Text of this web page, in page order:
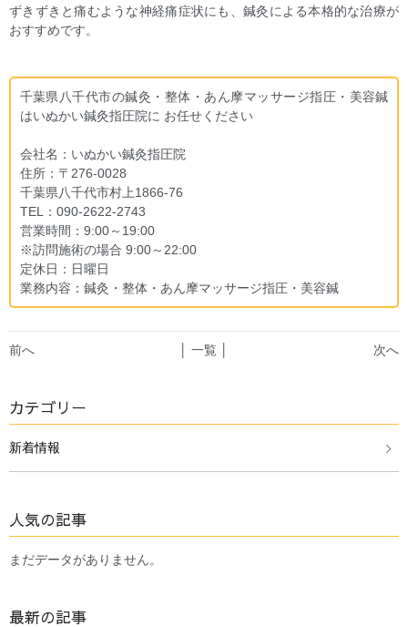
ずきずきと痛むような神経痛症状にも、鍼灸による本格的な治療が
おすすめです。
千葉県八千代市の鍼灸・整体・あん摩マッサージ指圧・美容鍼
はいぬかい鍼灸指圧院に お任せください
会社名：いぬかい鍼灸指圧院
住所：〒276-0028
千葉県八千代市村上1866-76
TEL：090-2622-2743
営業時間：9:00～19:00
※訪問施術の場合 9:00～22:00
定休日：日曜日
業務内容：鍼灸・整体・あん摩マッサージ指圧・美容鍼
前へ 次へ
│ 一覧 │
カテゴリー
新着情報
人気の記事
まだデータがありません。
最新の記事